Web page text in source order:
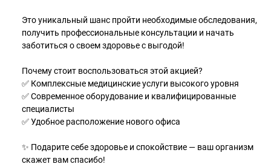
Это уникальный шанс пройти необходимые обследования,
получить профессиональные консультации и начать
заботиться о своем здоровье с выгодой!
Почему стоит воспользоваться этой акцией?
✅ Комплексные медицинские услуги высокого уровня
✅ Современное оборудование и квалифицированные
специалисты
✅ Удобное расположение нового офиса
✨ Подарите себе здоровье и спокойствие — ваш организм
скажет вам спасибо!